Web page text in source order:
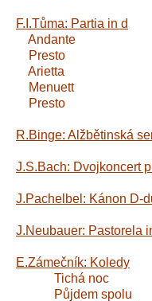
F.I.Tůma: Partia in d
Andante
Presto
Arietta
Menuett
Presto
R.Binge: Alžbětinská
J.S.Bach: Dvojkoncert
J.Pachelbel: Kánon D-
J.Neubauer: Pastorela
E.Zámečník: Koledy
Tichá noc
Půjdem spolu